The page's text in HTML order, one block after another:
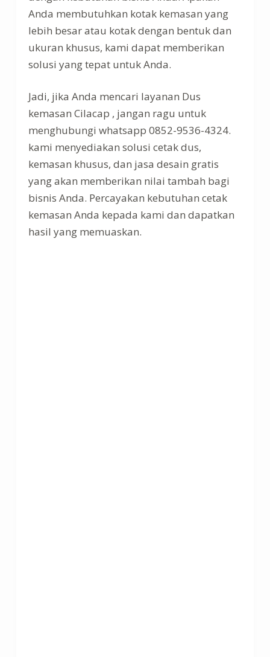
Anda membutuhkan kotak kemasan yang
lebih besar atau kotak dengan bentuk dan
ukuran khusus, kami dapat memberikan
solusi yang tepat untuk Anda.
Jadi, jika Anda mencari layanan Dus
kemasan Cilacap , jangan ragu untuk
menghubungi whatsapp 0852-9536-4324.
kami menyediakan solusi cetak dus,
kemasan khusus, dan jasa desain gratis
yang akan memberikan nilai tambah bagi
bisnis Anda. Percayakan kebutuhan cetak
kemasan Anda kepada kami dan dapatkan
hasil yang memuaskan.